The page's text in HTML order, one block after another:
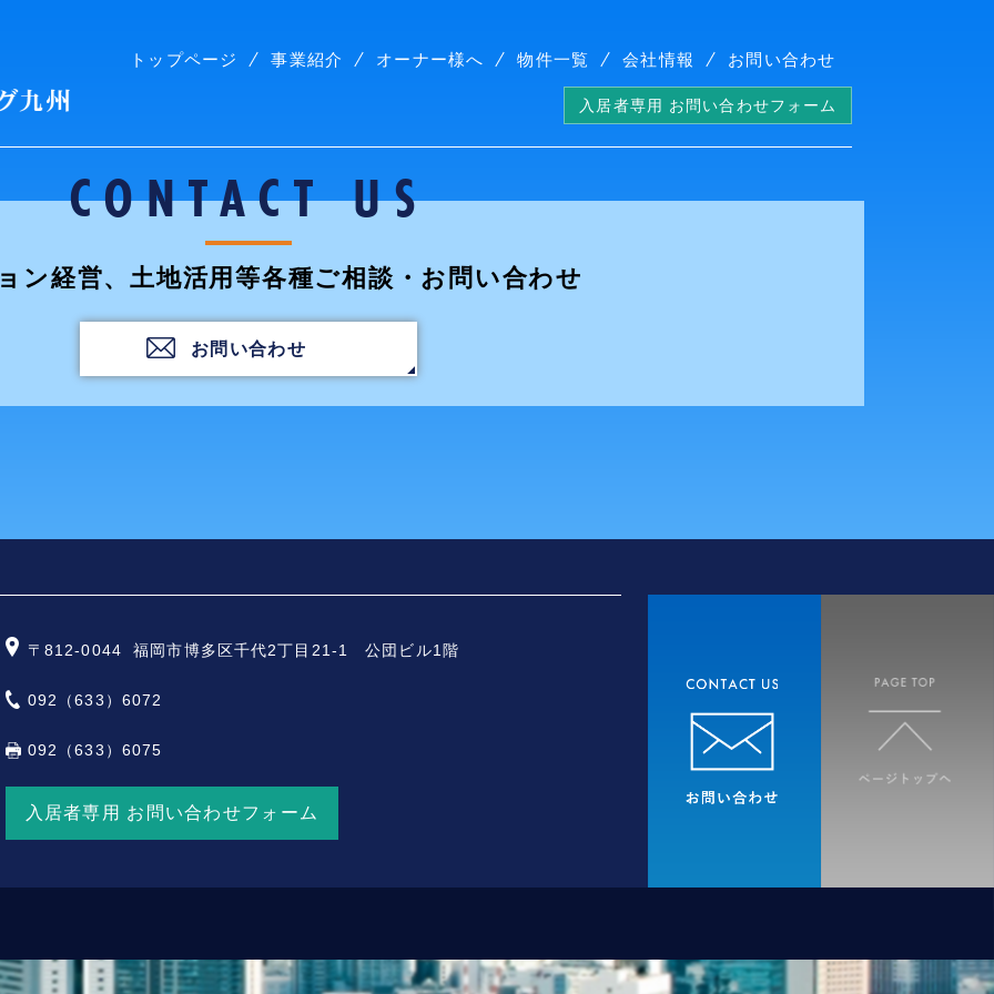
株式会社コープリビング九州
トップページ 事業紹介 オーナー様へ 物件一覧 会社情報 お問い合わせ
入居者専用 お問い合わせフォーム
CONTACT US
ン経営、土地活用等各種ご相談・お問い合わせ
お問い合わせ
〒812-0044 福岡市博多区千代2丁目21-1 公団ビル1階
092（633）6072
092（633）6075
入居者専用 お問い合わせフォーム